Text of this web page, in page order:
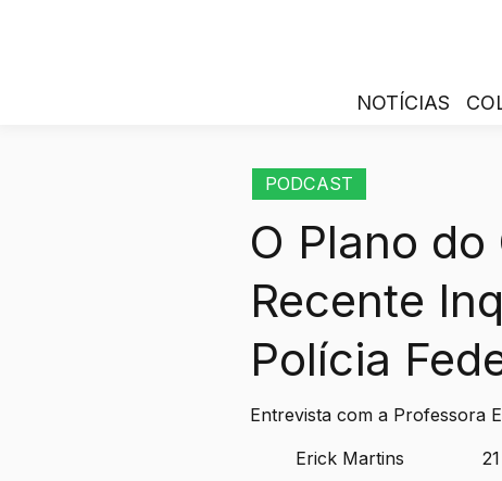
NOTÍCIAS
PODCAST
O Plano do
Recente
Polícia
Entrevista com a Professora
Erick Martins